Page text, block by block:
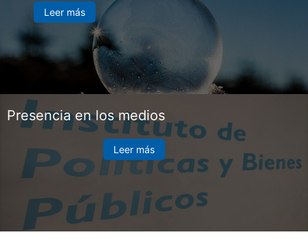
Leer más
Presencia en los medios
Leer más